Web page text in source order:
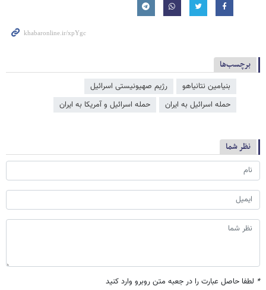
برچسب‌ها
بنیامین نتانیاهو
رژیم صهیونیستی اسرائیل
حمله اسرائیل به ایران
حمله اسرائیل و آمریکا به ایران
نظر شما
* لطفا حاصل عبارت را در جعبه متن روبرو وارد کنید